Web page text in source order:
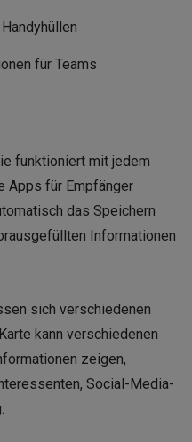
für Teams
funktioniert mit jedem
Apps für Empfänger
das Speichern
Informationen
sich verschiedenen
kann verschiedenen
zeigen,
Social-Media-